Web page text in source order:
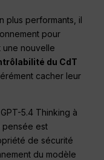
plus performants, il
pour
une nouvelle
du CdT
cacher leur
5.4 Thinking à
pensée est
de sécurité
du modèle